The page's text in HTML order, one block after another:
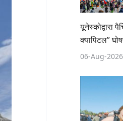
यूनेस्कोद्वारा
क्यापिटल”
06-Aug-2026